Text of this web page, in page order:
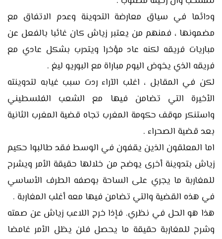
ودائما في سياق معارضة التدوينة وعدم الاتفاق مع
مضمونها ، فمنهم من يعتبر زياش كان غائبا بالفعل عن
مباريات فريقه لكنه عاد مؤخرا ويتدرب بشكل عادي مع
فريقه الذي يخوض اليوم مباراة مع البوريو ليغ .
لكن في المقابل ، اغلب الآراء ردت سبب غيابه لتدوينته
الأخيرة التي تضامن فيها مع الشعب الفلسطيني
واستنكر موقف حكومة المغرب تجاه قضية المغرب الثانية
بعد قضية الصحراء .
اما المعلقون الذين يقفون في الوسط فقد طالبوا حكيم
زياش بتدوينة أخرى يوضح من خلالها حقيقة الأمر ويشرح
للمغاربة ما يجري على الساحة بوصفه الطرف الأساسي
في هذه القضية والتي تضامن فيها معه أغلب المغاربة .
هذا هو الحل في نظري. فإذا خرج اللاعب زياش عن صمته
وشرح للمغاربة حقيقة ما يحصل فلن يظل الأمر غامضا